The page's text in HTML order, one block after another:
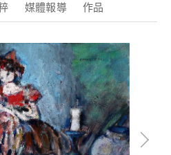
媒體報導 作品